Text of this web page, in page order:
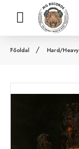
Hard/Heavy